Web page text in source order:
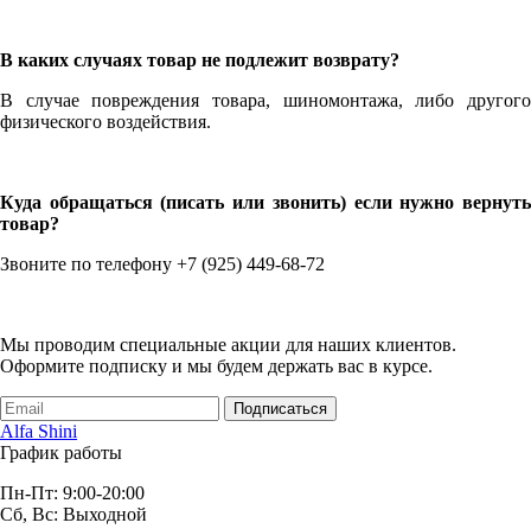
В каких случаях товар не подлежит возврату?
В случае повреждения товара, шиномонтажа, либо другого
физического воздействия.
Куда обращаться (писать или звонить) если нужно вернуть
товар?
Звоните по телефону +7 (925) 449-68-72
Мы проводим специальные акции для наших клиентов.
Оформите подписку и мы будем держать вас в курсе.
Подписаться
Alfa Shini
График работы
Пн-Пт: 9:00-20:00
Сб, Вс: Выходной